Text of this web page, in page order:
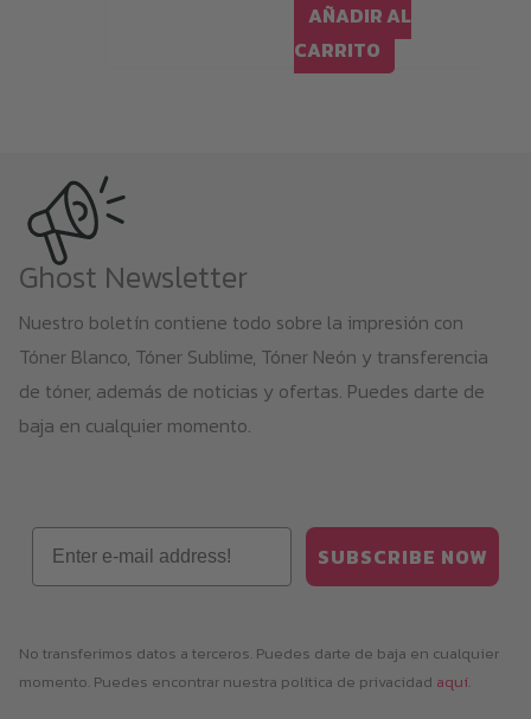
AÑADIR AL
CARRITO
Ghost Newsletter
Nuestro boletín contiene todo sobre la impresión con
Tóner Blanco, Tóner Sublime, Tóner Neón y transferencia
de tóner, además de noticias y ofertas. Puedes darte de
baja en cualquier momento.
Email
SUBSCRIBE NOW
No transferimos datos a terceros. Puedes darte de baja en cualquier
momento. Puedes encontrar nuestra política de privacidad aquí.